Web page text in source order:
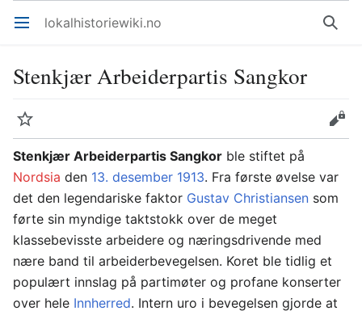
Åpne hovedmenyen lokalhistoriewiki.no Søk
Stenkjær Arbeiderpartis Sangkor
Overvåk
Rediger
Stenkjær Arbeiderpartis Sangkor ble stiftet på
Nordsia den 13. desember 1913. Fra første øvelse var
det den legendariske faktor Gustav Christiansen som
førte sin myndige taktstokk over de meget
klassebevisste arbeidere og næringsdrivende med
nære band til arbeiderbevegelsen. Koret ble tidlig et
populært innslag på partimøter og profane konserter
over hele Innherred. Intern uro i bevegelsen gjorde at